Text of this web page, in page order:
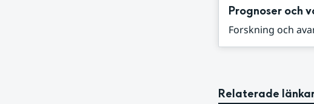
Prognoser och
Forskning och
Relaterade